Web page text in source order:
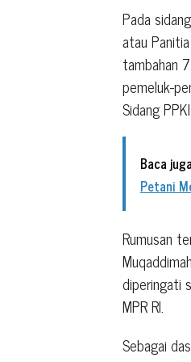
Pada
atau
tambahan
pemeluk-
Sidang
Baca
Petani
Rumusan
diperingati
MPR RI.
Sebagai